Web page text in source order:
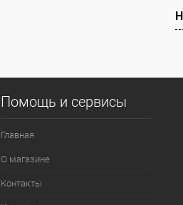
Помощь и сервисы
Главная
О магазине
Контакты